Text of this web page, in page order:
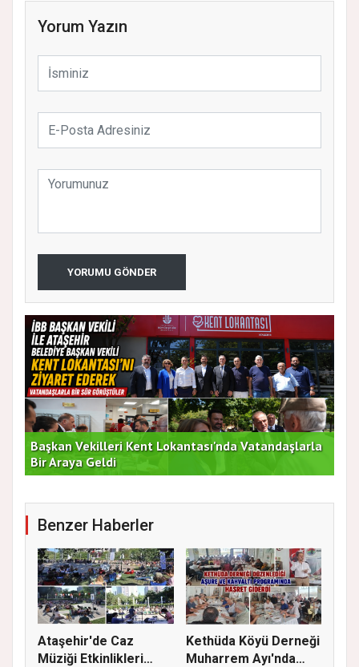
Yorum Yazın
YORUMU GÖNDER
Başkan Vekilleri Kent Lokantası'nda Vatandaşlarla
Bir Araya Geldi
Benzer Haberler
Ataşehir'de Caz
Müziği Etkinlikleri
Kethüda Köyü Derneği
Muharrem Ayı'nda